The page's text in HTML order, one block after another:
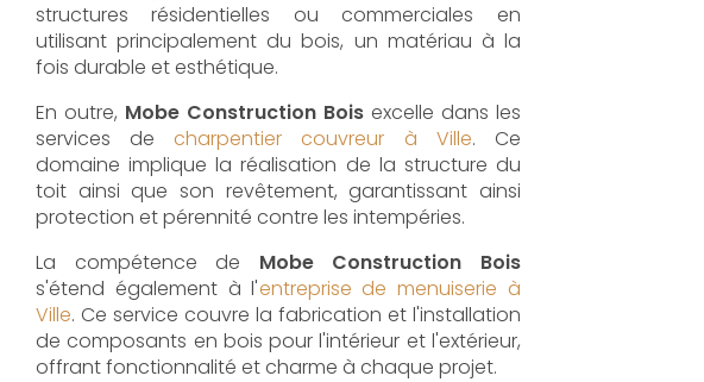
structures résidentielles ou commerciales en
utilisant principalement du bois, un matériau à la
fois durable et esthétique.
En outre, Mobe Construction Bois excelle dans les
services decharpentier couvreur à Ville. Ce
domaine implique la réalisation de la structure du
toit ainsi que son revêtement, garantissant ainsi
protection et pérennité contre les intempéries.
La compétence de Mobe Construction Bois
s'étend également à l'entreprise de menuiserie à
Ville. Ce service couvre la fabrication et l'installation
de composants en bois pour l'intérieur et l'extérieur,
offrant fonctionnalité et charme à chaque projet.